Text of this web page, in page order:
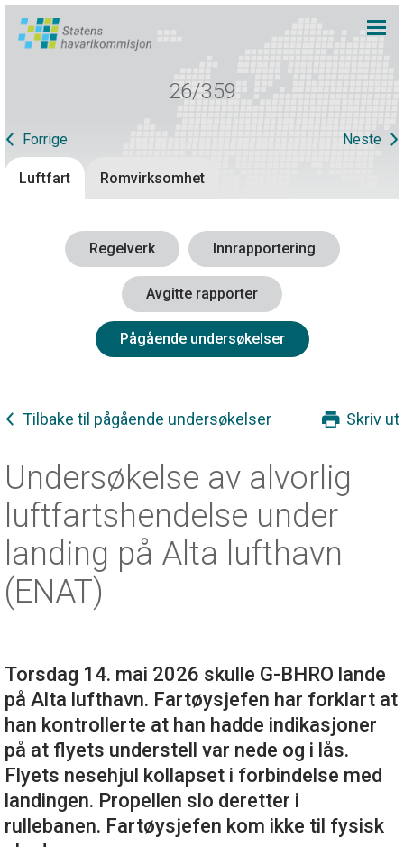
26/359
Forrige Neste
Luftfart Romvirksomhet
Regelverk Innrapportering
Avgitte rapporter
Pågående undersøkelser
Tilbake til pågående undersøkelser Skriv ut
Undersøkelse av alvorlig
luftfartshendelse under
landing på Alta lufthavn
(ENAT)
Torsdag 14. mai 2026 skulle G-BHRO lande
på Alta lufthavn. Fartøysjefen har forklart at
han kontrollerte at han hadde indikasjoner
på at flyets understell var nede og i lås.
Flyets nesehjul kollapset i forbindelse med
landingen. Propellen slo deretter i
rullebanen. Fartøysjefen kom ikke til fysisk